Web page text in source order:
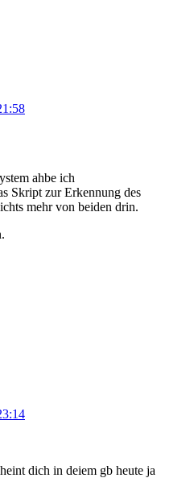
ahbe ich
Skript zur Erkennung des
mehr von beiden drin.
dich in deiem gb heute ja